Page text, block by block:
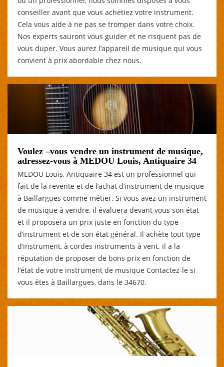
conseiller avant que vous achetiez votre instrument.
Cela vous aide à ne pas se tromper dans votre choix.
Nos experts sauront vous guider et ne risquent pas de
vous duper. Vous aurez l’appareil de musique qui vous
convient à prix abordable chez nous.
Voulez –vous vendre un instrument de musique,
adressez-vous à MEDOU Louis, Antiquaire 34
MEDOU Louis, Antiquaire 34 est un professionnel qui
fait de la revente et de l’achat d’instrument de musique
à Baillargues comme métier. Si vous avez un instrument
de musique à vendre, il évaluera devant vous son état
et il proposera un prix juste en fonction du type
d’instrument et de son état général. Il achète tout type
d’instrument, à cordes instruments à vent. il a la
réputation de proposer de bons prix en fonction de
l’état de votre instrument de musique Contactez-le si
vous êtes à Baillargues, dans le 34670.